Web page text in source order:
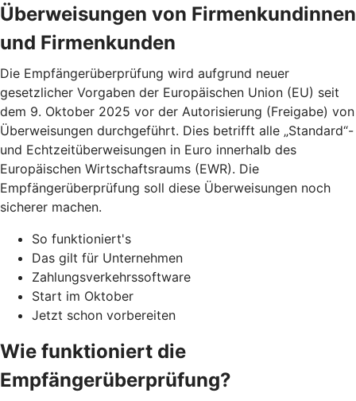
Überweisungen von Firmenkundinnen
und Firmenkunden
Die Empfängerüberprüfung wird aufgrund neuer
gesetzlicher Vorgaben der Europäischen Union (EU) seit
dem 9. Oktober 2025 vor der Autorisierung (Freigabe) von
Überweisungen durchgeführt. Dies betrifft alle „Standard“-
und Echtzeitüberweisungen in Euro innerhalb des
Europäischen Wirtschaftsraums (EWR). Die
Empfängerüberprüfung soll diese Überweisungen noch
sicherer machen.
So funktioniert's
Das gilt für Unternehmen
Zahlungsverkehrssoftware
Start im Oktober
Jetzt schon vorbereiten
Wie funktioniert die
Empfängerüberprüfung?